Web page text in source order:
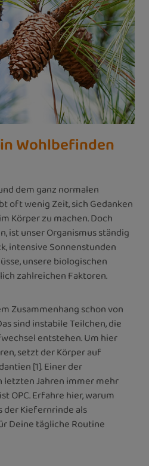
Wohlbefinden
dem ganz normalen
oft wenig Zeit, sich Gedanken
Körper zu machen. Doch
ist unser Organismus ständig
intensive Sonnenstunden
unsere biologischen
zahlreichen Faktoren.
Zusammenhang schon von
sind instabile Teilchen, die
entstehen. Um hier
setzt der Körper auf
[1]. Einer der
Jahren immer mehr
OPC. Erfahre hier, warum
der Kiefernrinde als
Deine tägliche Routine